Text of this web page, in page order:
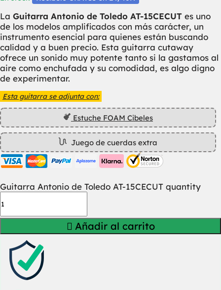
La Guitarra Antonio de Toledo AT-15CECUT es uno
de los modelos amplificados con más carácter, un
instrumento esencial para quienes están buscando
calidad y a buen precio. Esta guitarra cutaway
ofrece un sonido muy potente tanto si la gastamos al
aire como enchufada y su comodidad, es algo digno
de experimentar.
Esta guitarra se adjunta con:
Estuche FOAM Cibeles
Juego de cuerdas extra
Guitarra Antonio de Toledo AT-15CECUT quantity
Añadir al carrito